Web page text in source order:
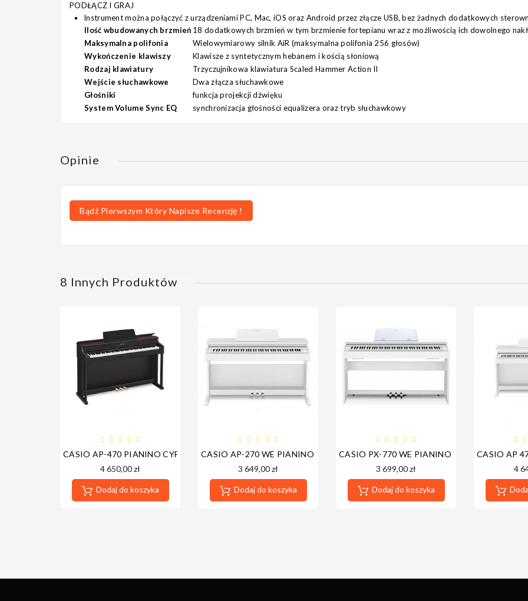
PODŁĄCZ I GRAJ
Instrument można połączyć z urządzeniami PC, Mac, iOS oraz Android przez złącze USB, bez żadnych dodatkowych
Ilość wbudowanych brzmień 18 dodatkowych brzmień w tym brzmienie fortepianu wraz z możliwością ich dowolnego
Maksymalna polifonia
Wielowymiarowy silnik AiR (maksymalna polifonia 256 głosów)
Wykończenie klawiszy
Klawisze z syntetycznym hebanem i kością słoniową
Rodzaj klawiatury
Trzyczujnikowa klawiatura Scaled Hammer Action II
Wejście słuchawkowe
Dwa złącza słuchawkowe
Głośniki
funkcja projekcji dźwięku
System Volume Sync EQ
synchronizacja głośności equalizera oraz tryb słuchawkowy
Opinie
Bądź Pierwszym Który Napisze Recenzję !
8 Innych Produktów
CASIO AP-470 PIANINO CYFROWE BK 5 LAT GWARANCJI
4 650,00 zł
Dodaj do koszyka
CASIO AP-270 WE PIANINO CYFROWE 5 LAT GWARANCJI
3 649,00 zł
Dodaj do koszyka
CASIO PX-770 WE PIANINO CYFROWE -
3 699,00 zł
Dodaj do koszyka
CASIO AP
4